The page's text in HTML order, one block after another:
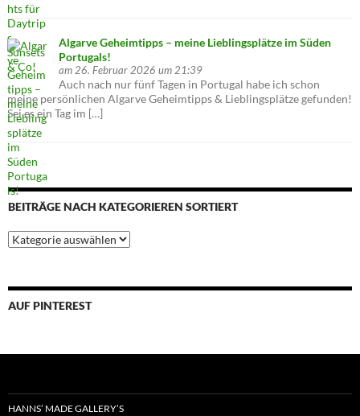
Algarve Geheimtipps – meine Lieblingsplätze im Süden
Portugals!
am 26. Februar 2026 um 21:39
Auch nach nur fünf Tagen in Portugal habe ich schon
meine persönlichen Algarve Geheimtipps & Lieblingsplätze gefunden!
Sei es ein Tag im […]
BEITRÄGE NACH KATEGORIEREN SORTIERT
Beiträge
nach
AUF PINTEREST
HANNS’ MADE GALLERY’S